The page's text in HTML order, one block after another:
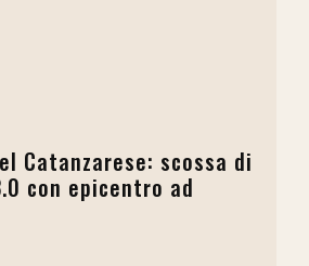
Catanzarese: scossa di
con epicentro ad